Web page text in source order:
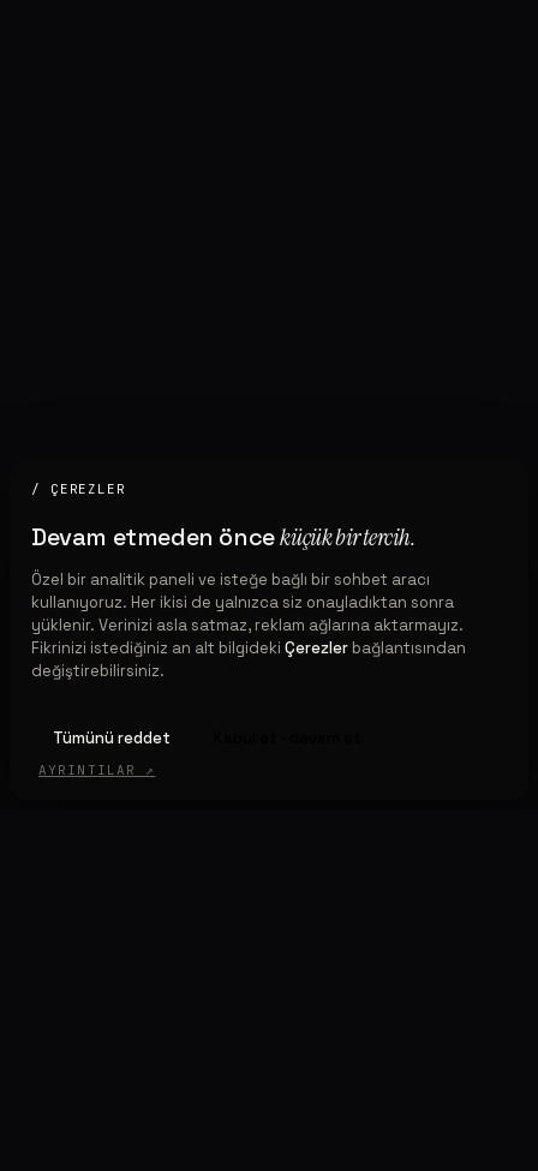
/ ÇEREZLER
Devam etmeden önceküçük bir tercih.
Özel bir analitik paneli ve isteğe bağlı bir sohbet aracı
kullanıyoruz. Her ikisi de yalnızca siz onayladıktan sonra
yüklenir. Verinizi asla satmaz, reklam ağlarına aktarmayız.
Fikrinizi istediğiniz an alt bilgideki Çerezler bağlantısından
değiştirebilirsiniz.
Tümünü reddet
AYRINTILAR ↗